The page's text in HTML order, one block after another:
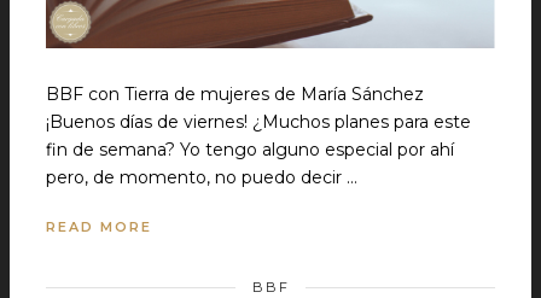
BBF con Tierra de mujeres de María Sánchez
¡Buenos días de viernes! ¿Muchos planes para este
fin de semana? Yo tengo alguno especial por ahí
pero, de momento, no puedo decir …
READ MORE
BBF